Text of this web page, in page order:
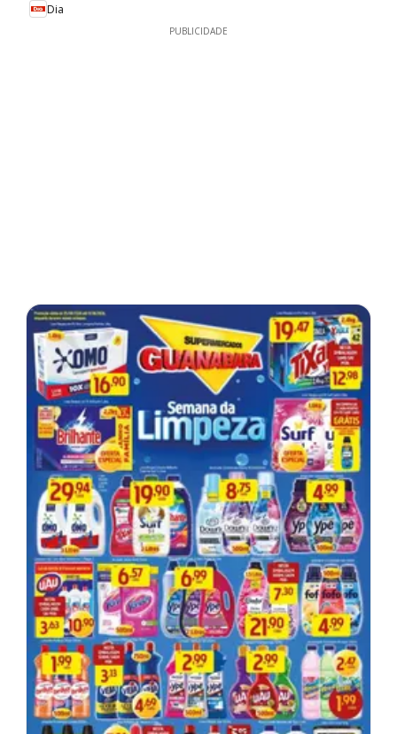
Dia
PUBLICIDADE